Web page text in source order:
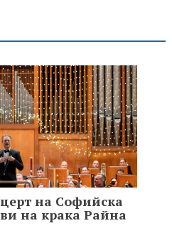
на Софийска
на крака Райна